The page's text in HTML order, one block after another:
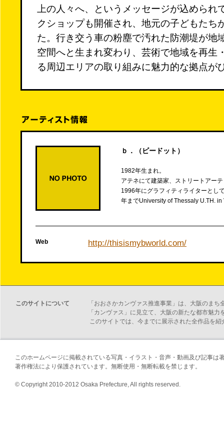
上の人々へ、というメッセージが込められ
クショップも開催され、地元の子どもたち
た。行き交う車の粉塵で汚れた防潮堤が地
空間へと生まれ変わり、芸術で地域を再生
る周辺エリアの取り組みに魅力的な拠点が
ｂ．（ビードット）
1982年生まれ。
アテネにて建築家、ストリートアー
1996年にグラフィティライターとし
年までUniversity of Thessaly U.TH.
Web http://thisismybworld.com/
このサイトについて
「おおさかカンヴァス推進事業」は、大阪のま
「カンヴァス」に見立て、大阪の新たな都市魅
このサイトでは、今までに展示された全作品を紹
このホームページに掲載されている写真・イラスト・音声・動画及び記事は
著作権法により保護されています。無断使用・無断転載を禁じます。
© Copyright 2010-2012 Osaka Prefecture, All rights reserved.